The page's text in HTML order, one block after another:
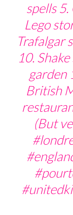
spells
Lego
Trafalgar
10.
garden
British
(But